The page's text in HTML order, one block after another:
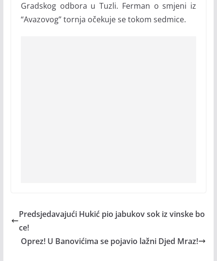
Gradskog odbora u Tuzli. Ferman o smjeni iz
“Avazovog” tornja očekuje se tokom sedmice.
Predsjedavajući Hukić pio jabukov sok iz vinske bo
ce!
Oprez! U Banovićima se pojavio lažni Djed Mraz!